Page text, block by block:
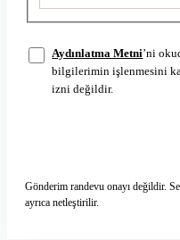
Aydınlatma Metni’ni
bilgilerimin işlenmesini
izni değildir.
Gönderim randevu onayı değildir.
ayrıca netleştirilir.